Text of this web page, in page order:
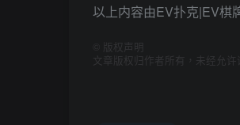
以上内容由EV扑克|EV棋
版权声明
文章版权归作者所有，未经允许